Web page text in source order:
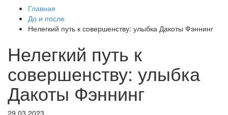
Главная
До и после
Нелегкий путь к совершенству: улыбка Дакоты Фэннинг
Нелегкий путь к
совершенству: улыбка
Дакоты Фэннинг
29.03.2023